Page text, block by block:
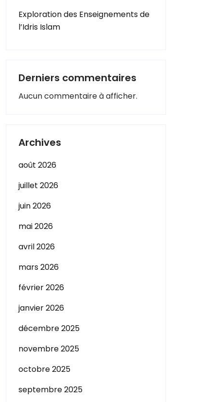
Exploration des Enseignements de
l’Idris Islam
Derniers commentaires
Aucun commentaire à afficher.
Archives
août 2026
juillet 2026
juin 2026
mai 2026
avril 2026
mars 2026
février 2026
janvier 2026
décembre 2025
novembre 2025
octobre 2025
septembre 2025